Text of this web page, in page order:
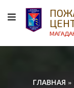
ГЛАВНАЯ »